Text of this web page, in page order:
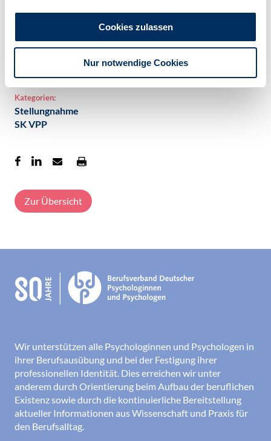
Cookies zulassen
Nur notwendige Cookies
Aktuelle europäische Tabakkontrollskala 2019
12.03.2020
Kategorien:
Stellungnahme
SK VPP
Zur Übersicht
Wir unterstützen alle Psychologinnen und Psychologen in
ihrer Berufsausübung und bei der Festigung ihrer
professionellen Identität. Dies erreichen wir unter
anderem durch Orientierung beim Aufbau der beruflichen
Existenz sowie durch die kontinuierliche Bereitstellung
aktueller Informationen aus Wissenschaft und Praxis für
den Berufsalltag.